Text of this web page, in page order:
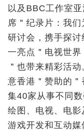
以及BBC工作室
席＂纪录片：我
研讨会，携手探
一亮点＂电视世
＂也带来精彩活
意香港＂赞助的
集40家从事不同
绘图、电视、电影
游戏开发和互动